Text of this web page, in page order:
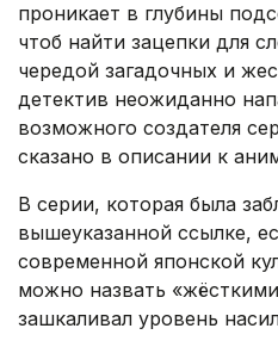
проникает в глубины
чтоб найти зацепки для
чередой загадочных и
детектив неожиданно
возможного создателя
сказано в описании к
В серии, которая была
вышеуказанной ссылке,
современной японской
можно назвать
зашкаливал уровень